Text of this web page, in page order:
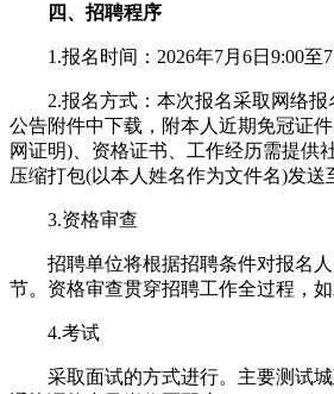
四、招聘程序
1.报名时间：2026年7月6日9:00至7
2.报名方式：本次报名采取网络报
公告附件中下载，附本人近期免冠证
网证明)、资格证书、工作经历需提供
压缩打包(以本人姓名作为文件名)发送
3.资格审查
招聘单位将根据招聘条件对报名人
节。资格审查贯穿招聘工作全过程，
4.考试
采取面试的方式进行。主要测试城